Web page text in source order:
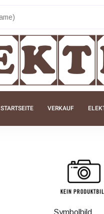
STARTSEITE VERKAUF